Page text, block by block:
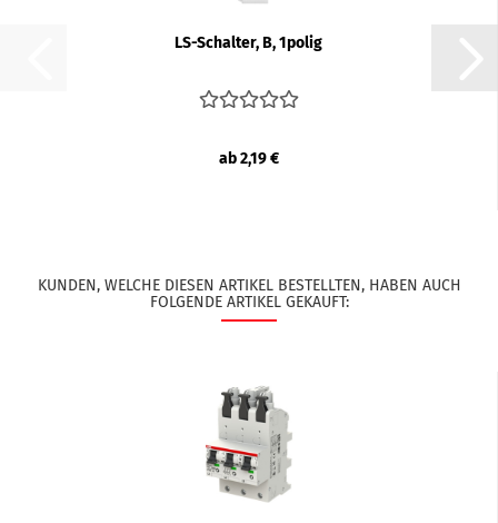
LS-​Schal­ter, B, 1polig
ab 2,19 €
KUNDEN, WELCHE DIESEN ARTIKEL BESTELLTEN, HABEN AUCH
FOLGENDE ARTIKEL GEKAUFT: